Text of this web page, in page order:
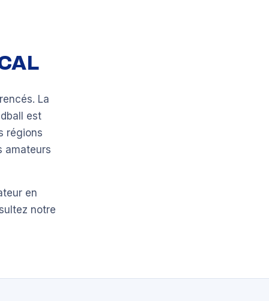
La
est
régions
amateurs
en
notre